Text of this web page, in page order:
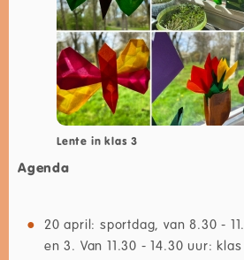
Lente in klas 3
Agenda
20 april: sportdag, van 8.30 -
en 3. Van 11.30 - 14.30 uur: